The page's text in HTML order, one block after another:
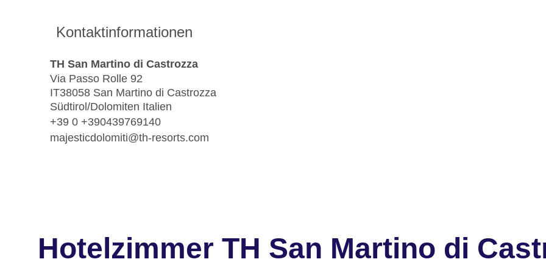
Kontaktinformationen
TH San Martino di Castrozza
Via Passo Rolle 92
IT38058 San Martino di Castrozza
Südtirol/Dolomiten Italien
+39 0 +390439769140
majesticdolomiti@th-resorts.com
Hotelzimmer TH San Martino di